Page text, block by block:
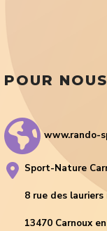
POUR
www.rando-
Sport-Nature
8 rue des lauriers
13470 Carnoux